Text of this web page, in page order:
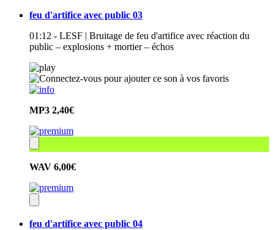
feu d'artifice avec public 03
01:12 - LESF | Bruitage de feu d'artifice avec réaction du
public – explosions + mortier – échos
MP3 2,40€
WAV 6,00€
feu d'artifice avec public 04